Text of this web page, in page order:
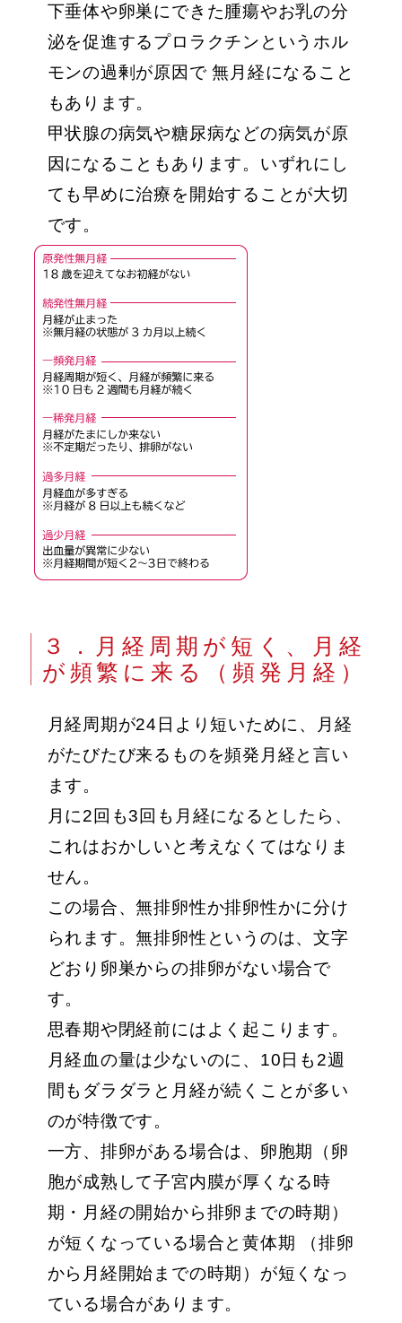
下垂体や卵巣にできた腫瘍やお乳の分
泌を促進するプロラクチンというホル
モンの過剰が原因で 無月経になること
もあります。
甲状腺の病気や糖尿病などの病気が原
因になることもあります。いずれにし
ても早めに治療を開始することが大切
です。
３．月経周期が短く、月経
が頻繁に来る（頻発月経）
月経周期が24日より短いために、月経
がたびたび来るものを頻発月経と言い
ます。
月に2回も3回も月経になるとしたら、
これはおかしいと考えなくてはなりま
せん。
この場合、無排卵性か排卵性かに分け
られます。無排卵性というのは、文字
どおり卵巣からの排卵がない場合で
す。
思春期や閉経前にはよく起こります。
月経血の量は少ないのに、10日も2週
間もダラダラと月経が続くことが多い
のが特徴です。
一方、排卵がある場合は、卵胞期（卵
胞が成熟して子宮内膜が厚くなる時
期・月経の開始から排卵までの時期）
が短くなっている場合と黄体期 （排卵
から月経開始までの時期）が短くなっ
ている場合があります。